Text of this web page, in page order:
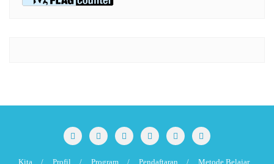
Kita Profil Program Pendaftaran Metode Belajar